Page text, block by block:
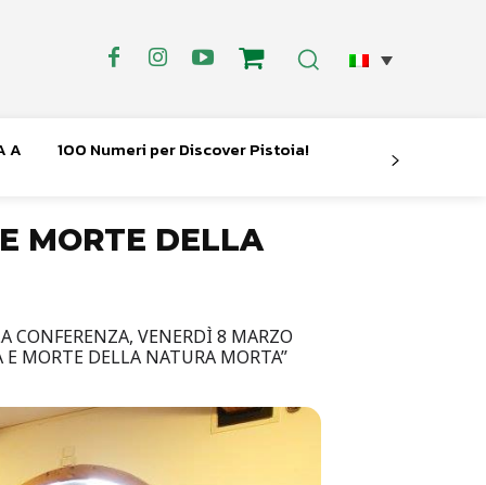
A 100 Numeri per Discover Pistoia!
MORTE DELLA
VENERDÌ 8 MARZO
MORTE DELLA NATURA MORTA”